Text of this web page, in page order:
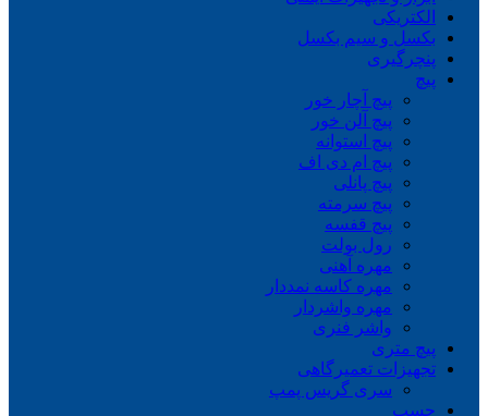
الکتریکی
بکسل و سیم بکسل
پنچرگیری
پیچ
پیچ آچار خور
پیچ آلن خور
پیچ استوانه
پیچ ام دی اف
پیچ پانلی
پیچ سرمته
پیچ قفسه
رول بولت
مهره آهنی
مهره کاسه نمددار
مهره واشردار
واشر فنری
پیچ متری
تجهیزات تعمیرگاهی
سری گریس پمپ
چسب